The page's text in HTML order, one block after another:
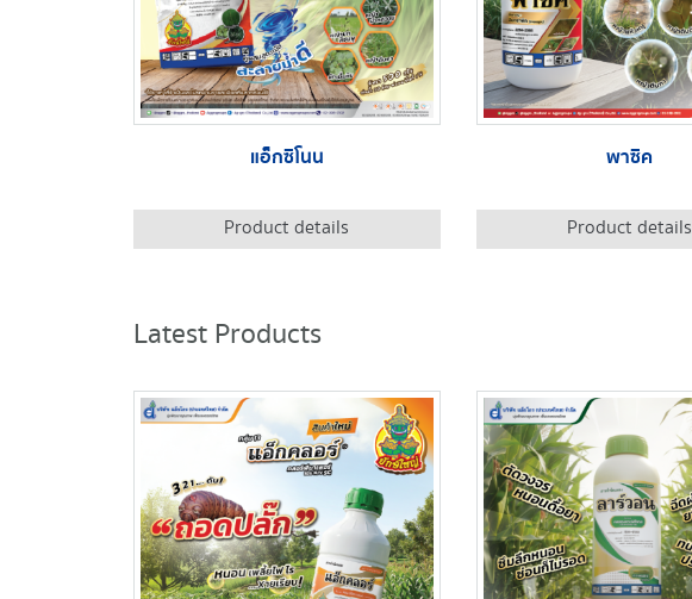
แอ็กซิโนน
Product details
พาซิค
Product details
Latest Products